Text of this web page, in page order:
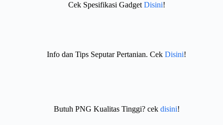
Cek Spesifikasi Gadget Disini!
Info dan Tips Seputar Pertanian. Cek Disini!
Butuh PNG Kualitas Tinggi? cek disini!